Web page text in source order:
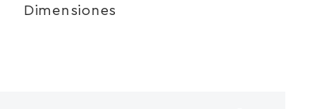
Dimensiones